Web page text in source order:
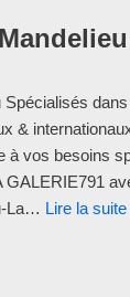
&
à vos besoins
La… Lire la suite